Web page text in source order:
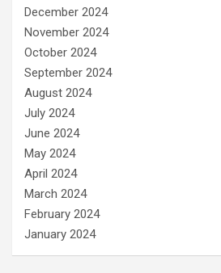
December 2024
November 2024
October 2024
September 2024
August 2024
July 2024
June 2024
May 2024
April 2024
March 2024
February 2024
January 2024